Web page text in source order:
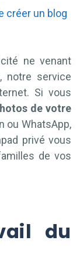
créer un blog
ne venant
notre service
Si vous
de votre
ou WhatsApp,
privé vous
de vos
du